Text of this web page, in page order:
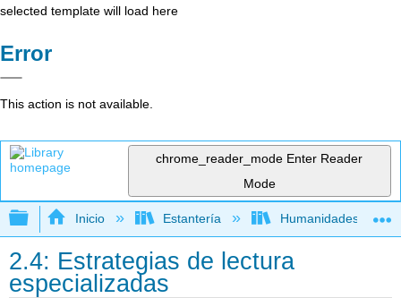
selected template will load here
Error
This action is not available.
chrome_reader_mode Enter Reader
Mode
Expandir/contraer jerarquía global
Inicio Estantería Humanidades
2.4: Estrategias de lectura
especializadas